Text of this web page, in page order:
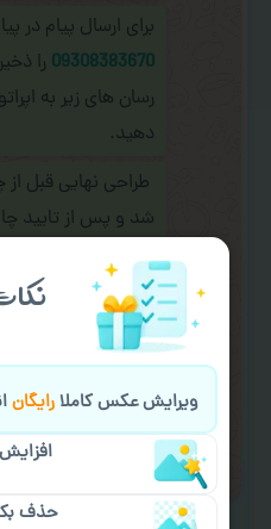
برای ارسال پیام در
09308383670 را
رسان های زیر به
دهید.
طراحی نهایی قبل
شد و پس از تایید
در صورت نیاز به
کردن متن و عکس)
کادو کردن سفارش
لازم را انجام دهید.
ایمیل جهت ثبت یا
ویرایش عکس کاملارایگان
حذف